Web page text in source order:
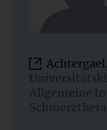
Allgemeine